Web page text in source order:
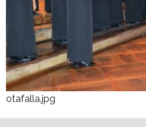
otafalla.jpg